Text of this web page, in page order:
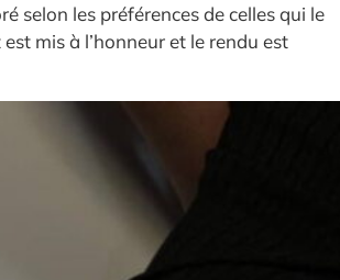
selon les préférences de celles qui le
mis à l’honneur et le rendu est